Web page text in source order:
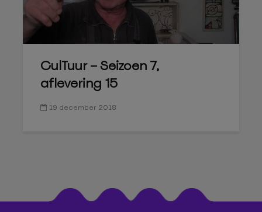
CulTuur – Seizoen 7,
aflevering 15
19 december 2018